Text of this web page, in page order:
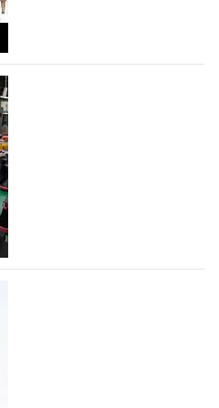
компанией,
производство и…
- новый раздел и
локальных
Lamoda решил обновить
локальных
обуви и аксессуаров.
обуви в
не увеличился
обуви
зафиксировав